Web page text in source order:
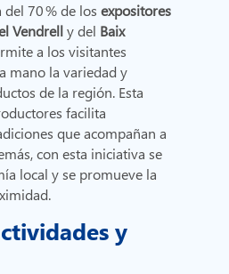
70 % de los expositores
Vendrelly del Baix
a los visitantes
mano la variedad y
de la región. Esta
facilita
que acompañan a
con esta iniciativa se
local y se promueve la
y